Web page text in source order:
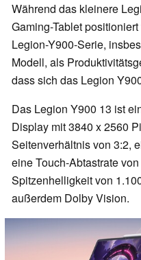
Während das kleinere
Gaming-Tablet
Legion-Y900-Serie,
Modell, als
dass sich das Legion
Das Legion Y900 13 ist
Display mit 3840 x 2560
Seitenverhältnis von 3:2,
eine Touch-Abtastrate
Spitzenhelligkeit von
außerdem Dolby Vision.